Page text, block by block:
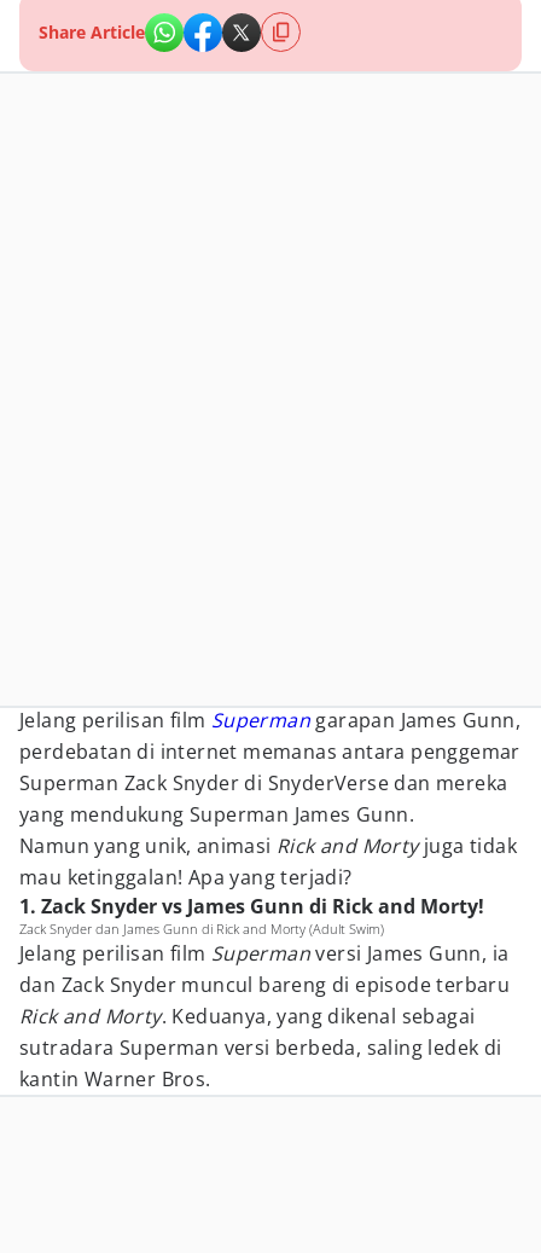
Share Article
Jelang perilisan film Superman garapan James Gunn,
perdebatan di internet memanas antara penggemar
Superman Zack Snyder di SnyderVerse dan mereka
yang mendukung Superman James Gunn.
Namun yang unik, animasi Rick and Mortyjuga tidak
mau ketinggalan! Apa yang terjadi?
1. Zack Snyder vs James Gunn di Rick and Morty!
Zack Snyder dan James Gunn di Rick and Morty (Adult Swim)
Jelang perilisan film Supermanversi James Gunn, ia
dan Zack Snyder muncul bareng di episode terbaru
Rick and Morty. Keduanya, yang dikenal sebagai
sutradara Superman versi berbeda, saling ledek di
kantin Warner Bros.